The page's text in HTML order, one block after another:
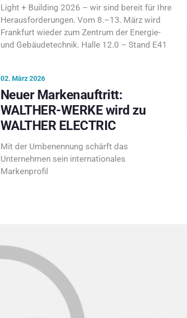
Light + Building 2026 – wir sind bereit für Ihre
Herausforderungen. Vom 8.–13. März wird
Frankfurt wieder zum Zentrum der Energie-
und Gebäudetechnik. Halle 12.0 – Stand E41
02. März 2026
Neuer Markenauftritt:
WALTHER-WERKE wird zu
WALTHER ELECTRIC
Mit der Umbenennung schärft das
Unternehmen sein internationales
Markenprofil